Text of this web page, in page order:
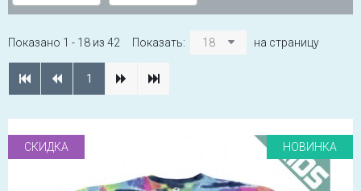
Показано 1 - 18 из 42 Показать: 18 на страницу
1
НОВИНКА
СКИДКА